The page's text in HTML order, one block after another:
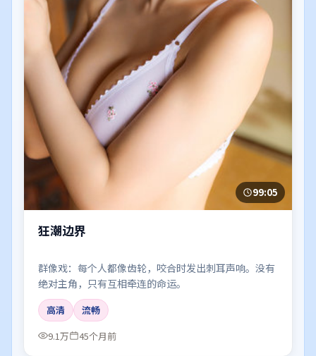
99:05
狂潮边界
群像戏：每个人都像齿轮，咬合时发出刺耳声响。没有
绝对主角，只有互相牵连的命运。
高清
流畅
9.1万
45个月前